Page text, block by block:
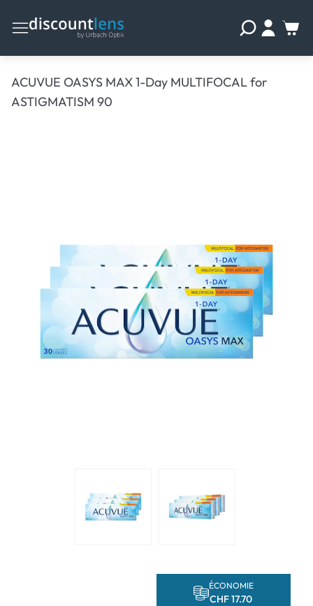
ACUVUE OASYS MAX 1-Day MULTIFOCAL for
ASTIGMATISM 90
ÉCONOMIE
CHF 17.70